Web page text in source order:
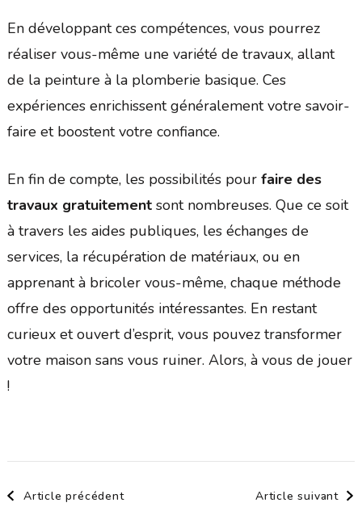
En développant ces compétences, vous pourrez
réaliser vous-même une variété de travaux, allant
de la peinture à la plomberie basique. Ces
expériences enrichissent généralement votre savoir-
faire et boostent votre confiance.
En fin de compte, les possibilités pour faire des
travaux gratuitementsont nombreuses. Que ce soit
à travers les aides publiques, les échanges de
services, la récupération de matériaux, ou en
apprenant à bricoler vous-même, chaque méthode
offre des opportunités intéressantes. En restant
curieux et ouvert d’esprit, vous pouvez transformer
votre maison sans vous ruiner. Alors, à vous de jouer
!
Navigation
Article précédent Article suivant